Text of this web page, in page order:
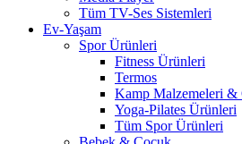
Tüm TV-Ses Sistemleri
Ev-Yaşam
Spor Ürünleri
Fitness Ürünleri
Termos
Kamp Malzemeleri &
Yoga-Pilates Ürünleri
Tüm Spor Ürünleri